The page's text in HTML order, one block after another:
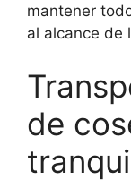
mantener
al alcance de
de